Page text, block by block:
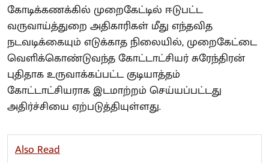
கோடிக்கணக்கில் முறைகேட்டில் ஈடுபட்ட
வருவாய்த்துறை அதிகாரிகள் மீது எந்தவித
நடவடிக்கையும் எடுக்காத நிலையில், முறைகேட்டை
வெளிக்கொண்டுவந்த கோட்டாட்சியர் சுரேந்திரன்
புதிதாக உருவாக்கப்பட்ட குடியாத்தம்
கோட்டாட்சியராக இடமாற்றம் செய்யப்பட்டது
அதிர்ச்சியை ஏற்படுத்தியுள்ளது.
Also Read